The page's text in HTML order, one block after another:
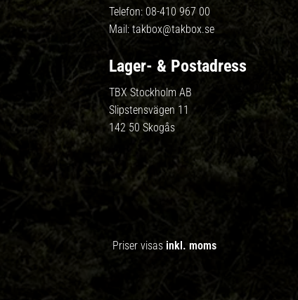
Telefon: 08-410 967 00
Mail: takbox@takbox.se
Lager- & Postadress
TBX Stockholm AB
Slipstensvägen 11
142 50 Skogås
Priser visas inkl. moms